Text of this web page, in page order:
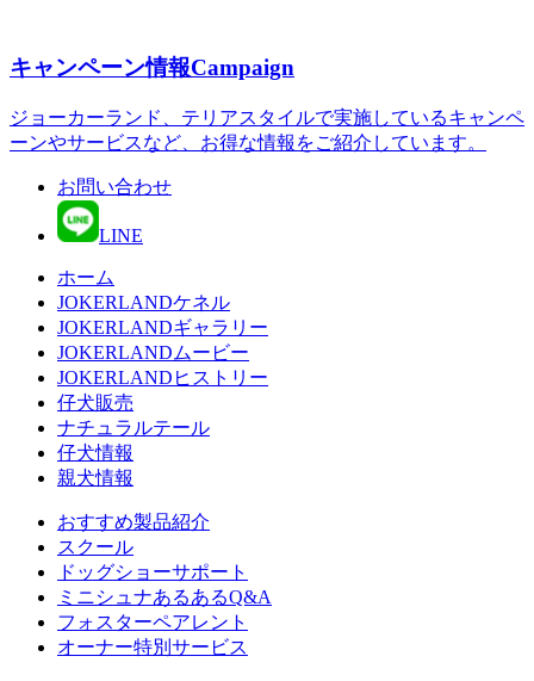
キャンペーン情報Campaign
ジョーカーランド、テリアスタイルで実施しているキャンペ
ーンやサービスなど、お得な情報をご紹介しています。
お問い合わせ
LINE
ホーム
JOKERLANDケネル
JOKERLANDギャラリー
JOKERLANDムービー
JOKERLANDヒストリー
仔犬販売
ナチュラルテール
仔犬情報
親犬情報
おすすめ製品紹介
スクール
ドッグショーサポート
ミニシュナあるあるQ&A
フォスターペアレント
オーナー特別サービス